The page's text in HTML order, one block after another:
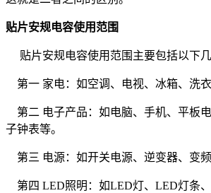
贴片安规电容使用范围
贴片安规电容使用范围主要包括以下几
第一 家电：如空调、电视、冰箱、洗衣
第二 电子产品：如电脑、手机、平板
子钟表等。
第三 电源：如开关电源、逆变器、变频
第四 LED照明：如LED灯、LED灯条、